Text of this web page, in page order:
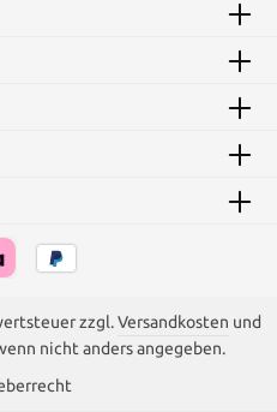
zzgl.Versandkosten und
nicht anders angegeben.